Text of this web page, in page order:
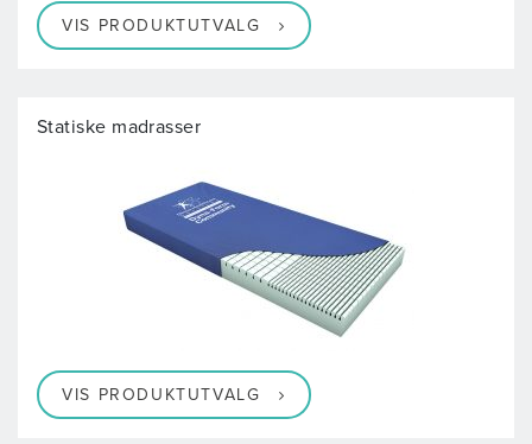
VIS PRODUKTUTVALG
Statiske madrasser
VIS PRODUKTUTVALG